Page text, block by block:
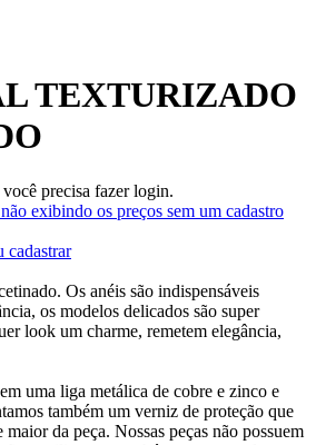
TEXTURIZADO
precisa fazer login.
exibindo os preços sem um cadastro
cadastrar
Os anéis são indispensáveis
os modelos delicados são super
look um charme, remetem elegância,
uma liga metálica de cobre e zinco e
também um verniz de proteção que
da peça. Nossas peças não possuem